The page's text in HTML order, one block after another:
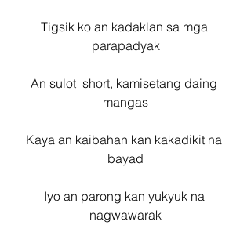
Tigsik ko an kadaklan sa mga
parapadyak
An sulot  short, kamisetang daing
mangas
Kaya an kaibahan kan kakadikit na
bayad
Iyo an parong kan yukyuk na
nagwawarak